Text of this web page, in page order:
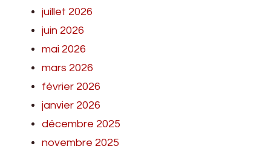
juillet 2026
juin 2026
mai 2026
mars 2026
février 2026
janvier 2026
décembre 2025
novembre 2025